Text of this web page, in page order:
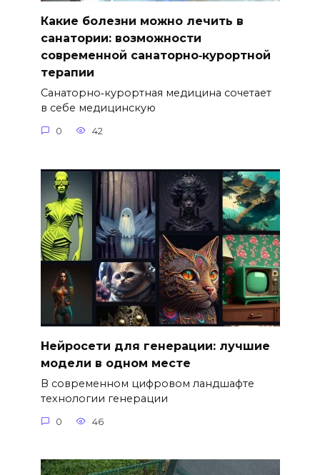
Какие болезни можно лечить в
санатории: возможности
современной санаторно‑курортной
терапии
Санаторно‑курортная медицина сочетает
в себе медицинскую
0 42
Нейросети для генерации: лучшие
модели в одном месте
В современном цифровом ландшафте
технологии генерации
0 46